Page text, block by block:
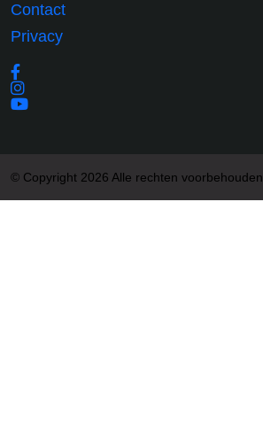
Contact
Privacy
© Copyright 2026 Alle rechten voorbehouden.